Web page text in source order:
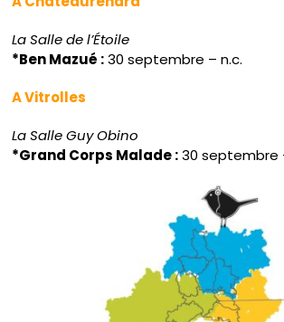
La Salle de l’Étoile
*Ben Mazué :30 septembre – n.c.
A Vitrolles
La Salle Guy Obino
*Grand Corps Malade :30 septembre